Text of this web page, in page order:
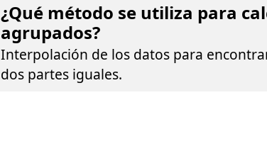
¿Qué método se utiliza para
agrupados?
Interpolación de los datos para
dos partes iguales.